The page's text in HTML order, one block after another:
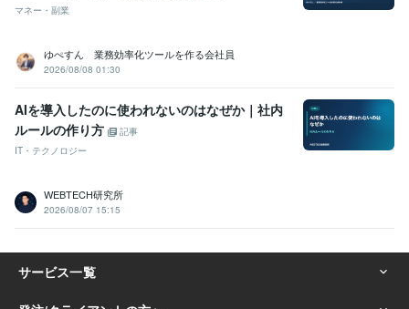
マネー・副業
ゆぺすん 業務効率化ツールを作る会社員
2026/08/08 01:30
AIを導入したのに使われないのはなぜか｜社内
ルールの作り方
記事
IT・テクノロジー
WEBTECH研究所
2026/08/07 15:15